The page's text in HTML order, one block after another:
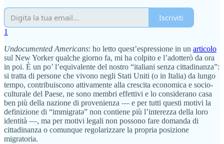
Iscriviti
1
Undocumented Americans: ho letto quest’espressione in un articolo
sul New Yorker qualche giorno fa, mi ha colpito e l’adotterò da ora
in poi. È un po’ l’equivalente del nostro “italiani senza cittadinanza”:
si tratta di persone che vivono negli Stati Uniti (o in Italia) da lungo
tempo, contribuiscono attivamente alla crescita economica e socio-
culturale del Paese, ne sono membri effettivi e lo considerano casa
ben più della nazione di provenienza — e per tutti questi motivi la
definizione di “immigratə” non contiene più l’interezza della loro
identità —, ma per motivi legali non possono fare domanda di
cittadinanza o comunque regolarizzare la propria posizione
migratoria.